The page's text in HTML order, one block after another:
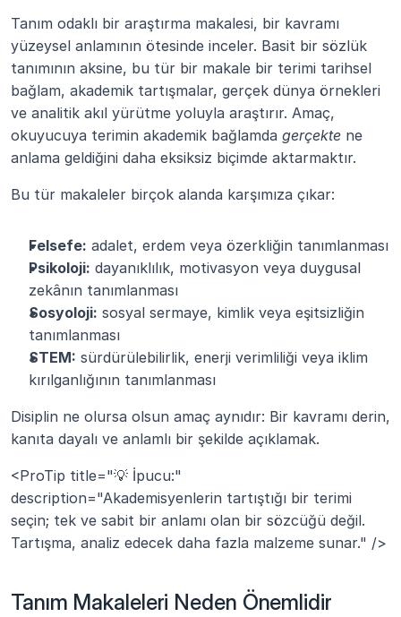
Tanım odaklı bir araştırma makalesi, bir kavramı
yüzeysel anlamının ötesinde inceler. Basit bir sözlük
tanımının aksine, bu tür bir makale bir terimi tarihsel
bağlam, akademik tartışmalar, gerçek dünya örnekleri
ve analitik akıl yürütme yoluyla araştırır. Amaç,
okuyucuya terimin akademik bağlamda gerçekte ne
anlama geldiğini daha eksiksiz biçimde aktarmaktır.
Bu tür makaleler birçok alanda karşımıza çıkar:
Felsefe: adalet, erdem veya özerkliğin tanımlanması
Psikoloji: dayanıklılık, motivasyon veya duygusal
zekânın tanımlanması
Sosyoloji: sosyal sermaye, kimlik veya eşitsizliğin
tanımlanması
STEM: sürdürülebilirlik, enerji verimliliği veya iklim
kırılganlığının tanımlanması
Disiplin ne olursa olsun amaç aynıdır: Bir kavramı derin,
kanıta dayalı ve anlamlı bir şekilde açıklamak.
<ProTip title="💡 İpucu:"
description="Akademisyenlerin tartıştığı bir terimi
seçin; tek ve sabit bir anlamı olan bir sözcüğü değil.
Tartışma, analiz edecek daha fazla malzeme sunar." />
Tanım Makaleleri Neden Önemlidir